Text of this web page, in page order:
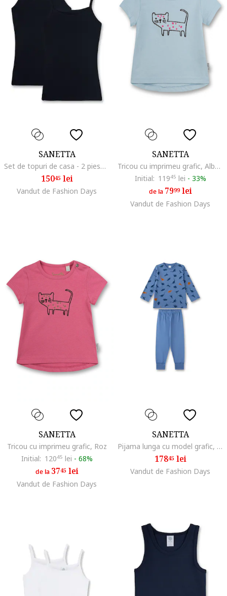
SANETTA
Set de topuri de casa - 2 piese, Negru
15045lei
Vandut de Fashion Days
SANETTA
Tricou cu imprimeu grafic, Albastru
Initial: 11945 lei - 33%
de la 7999lei
Vandut de Fashion Days
SANETTA
Tricou cu imprimeu grafic, Roz
Initial: 12045 lei - 68%
de la 3745lei
Vandut de Fashion Days
SANETTA
Pijama lunga cu model grafic, Albastru
17845lei
Vandut de Fashion Days